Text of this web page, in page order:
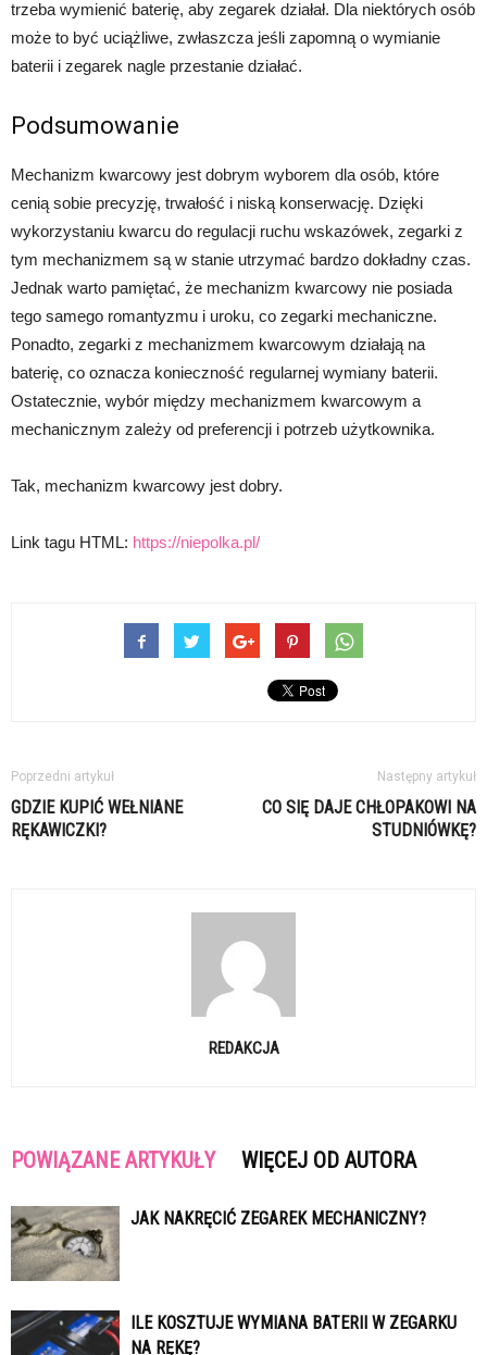
trzeba wymienić baterię, aby zegarek działał. Dla niektórych osób
może to być uciążliwe, zwłaszcza jeśli zapomną o wymianie
baterii i zegarek nagle przestanie działać.
Podsumowanie
Mechanizm kwarcowy jest dobrym wyborem dla osób, które
cenią sobie precyzję, trwałość i niską konserwację. Dzięki
wykorzystaniu kwarcu do regulacji ruchu wskazówek, zegarki z
tym mechanizmem są w stanie utrzymać bardzo dokładny czas.
Jednak warto pamiętać, że mechanizm kwarcowy nie posiada
tego samego romantyzmu i uroku, co zegarki mechaniczne.
Ponadto, zegarki z mechanizmem kwarcowym działają na
baterię, co oznacza konieczność regularnej wymiany baterii.
Ostatecznie, wybór między mechanizmem kwarcowym a
mechanicznym zależy od preferencji i potrzeb użytkownika.
Tak, mechanizm kwarcowy jest dobry.
Link tagu HTML: https://niepolka.pl/
Poprzedni artykuł
GDZIE KUPIĆ WEŁNIANE
RĘKAWICZKI?
Następny artykuł
CO SIĘ DAJE CHŁOPAKOWI NA
STUDNIÓWKĘ?
REDAKCJA
POWIĄZANE ARTYKUŁY WIĘCEJ OD AUTORA
JAK NAKRĘCIĆ ZEGAREK MECHANICZNY?
ILE KOSZTUJE WYMIANA BATERII W ZEGARKU
NA RĘKĘ?